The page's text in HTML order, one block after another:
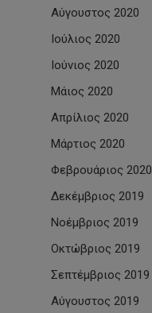
Αύγουστος 2020
Ιούλιος 2020
Ιούνιος 2020
Μάιος 2020
Απρίλιος 2020
Μάρτιος 2020
Φεβρουάριος 2020
Δεκέμβριος 2019
Νοέμβριος 2019
Οκτώβριος 2019
Σεπτέμβριος 2019
Αύγουστος 2019